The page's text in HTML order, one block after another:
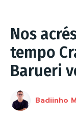
Nos
tempo
Barueri
Badiinho